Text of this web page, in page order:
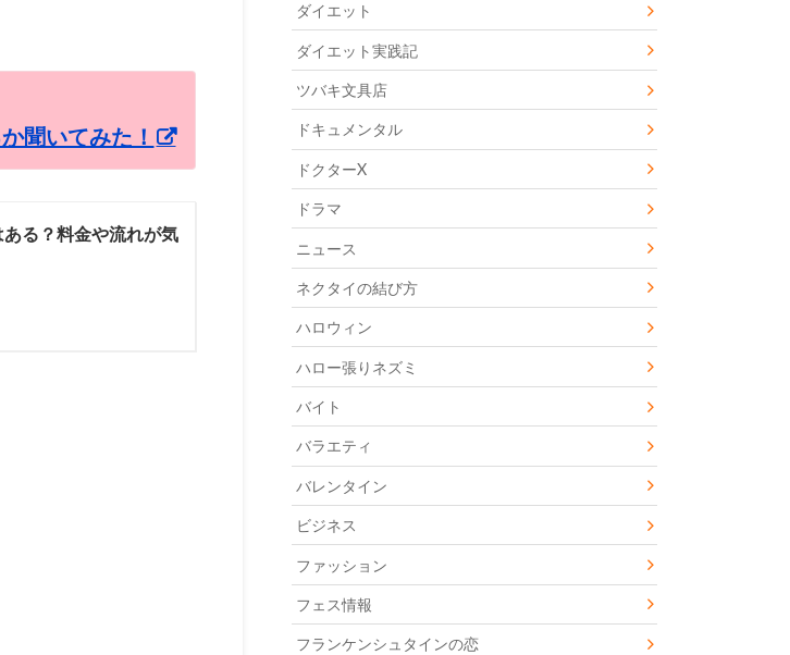
聞いてみた！
る？料金や流れが気
ダイエット
ダイエット実践記
ツバキ文具店
ドキュメンタル
ドクターX
ドラマ
ニュース
ネクタイの結び方
ハロウィン
ハロー張りネズミ
バイト
バラエティ
バレンタイン
ビジネス
ファッション
フェス情報
フランケンシュタインの恋